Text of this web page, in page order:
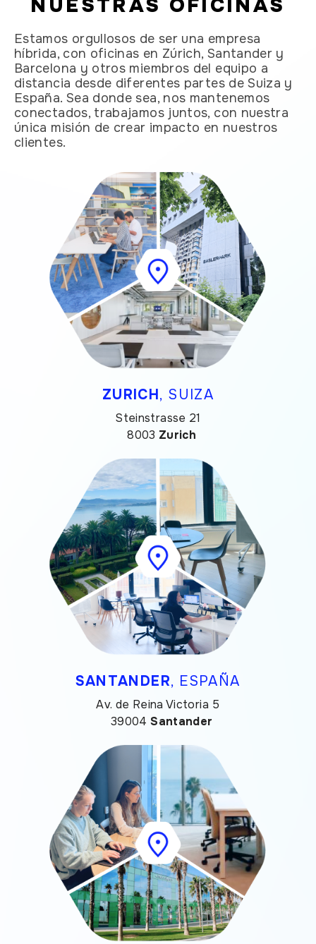
NUESTRAS OFICINAS
Estamos orgullosos de ser una empresa
híbrida, con oficinas en Zúrich, Santander y
Barcelona y otros miembros del equipo a
distancia desde diferentes partes de Suiza y
España. Sea donde sea, nos mantenemos
conectados, trabajamos juntos, con nuestra
única misión de crear impacto en nuestros
clientes.
ZURICH, SUIZA
Steinstrasse 21
8003 Zurich
SANTANDER, ESPAÑA
Av. de Reina Victoria 5
39004Santander